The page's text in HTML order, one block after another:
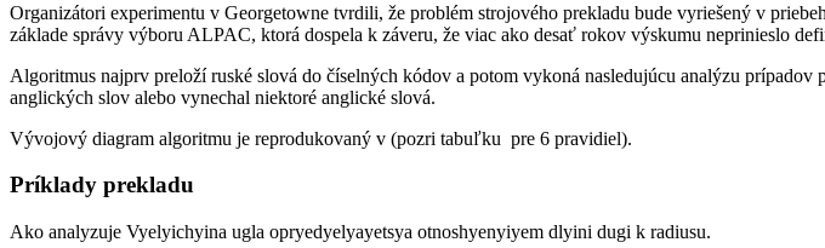
Organizátori experimentu v Georgetowne tvrdili, že problém strojového prekladu bude vyriešený v
základe správy výboru ALPAC, ktorá dospela k záveru, že viac ako desať rokov výskumu neprinieslo
Algoritmus najprv preloží ruské slová do číselných kódov a potom vykoná nasledujúcu analýzu
anglických slov alebo vynechal niektoré anglické slová.
Vývojový diagram algoritmu je reprodukovaný v (pozri tabuľku pre 6 pravidiel).
Príklady prekladu
Ako analyzuje Vyelyichyina ugla opryedyelyayetsya otnoshyenyiyem dlyini dugi k radiusu.